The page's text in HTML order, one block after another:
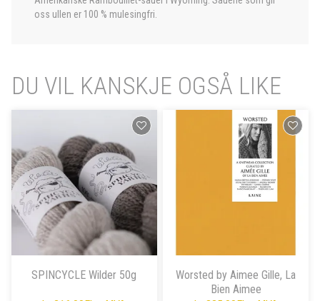
oss ullen er 100 % mulesingfri.
DU VIL KANSKJE OGSÅ LIKE
SPINCYCLE Wilder 50g
Worsted by Aimee Gille, La
Bien Aimee